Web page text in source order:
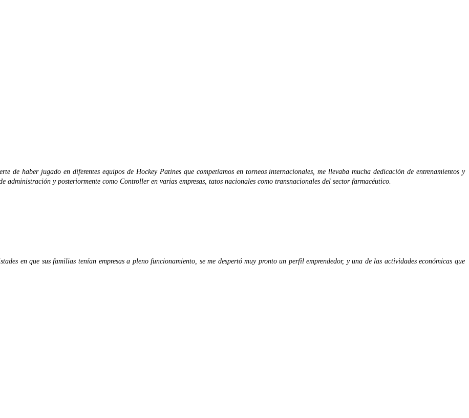
de haber jugado en diferentes equipos de Hockey Patines que competíamos en torneos internacionales, me llevaba mucha dedicación de entrenamientos y
y posteriormente como Controller en varias empresas, tatos nacionales como transnacionales del sector farmacéutico.
en que sus familias tenían empresas a pleno funcionamiento, se me despertó muy pronto un perfil emprendedor, y una de las actividades económicas que